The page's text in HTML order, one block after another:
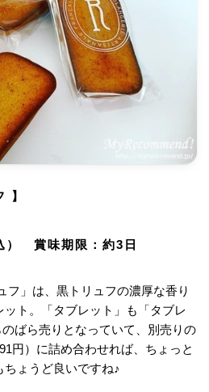
】
賞味期限：約3日
フ」は、黒トリュフの濃厚な香り
ト。「タブレット」も「タブレ
ばら売りとなっていて、別売りの
円）に詰め合わせれば、ちょっと
ちょうど良いですね♪